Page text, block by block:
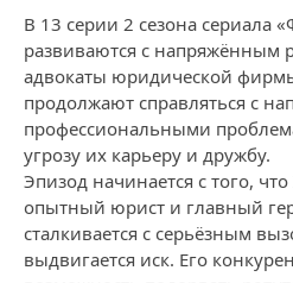
В 13 серии 2 сезона сериала
развиваются с напряжённым
адвокаты юридической
продолжают справляться с
профессиональными
угрозу их карьеру и дружбу.
Эпизод начинается с того,
опытный юрист и главный
сталкивается с серьёзным
выдвигается иск. Его